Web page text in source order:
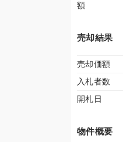
額
売却結果
売却価額
入札者数
開札日
物件概要